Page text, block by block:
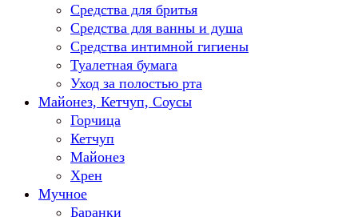
Средства для бритья
Средства для ванны и душа
Средства интимной гигиены
Туалетная бумага
Уход за полостью рта
Майонез, Кетчуп, Соусы
Горчица
Кетчуп
Майонез
Хрен
Мучное
Баранки